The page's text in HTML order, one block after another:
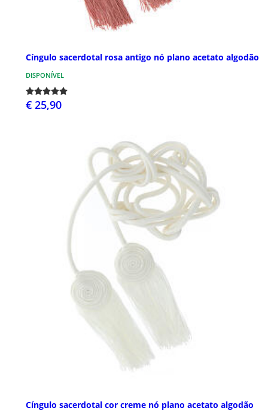
Cíngulo sacerdotal rosa antigo nó plano acetato algodão
DISPONÍVEL
€ 25,90
Cíngulo sacerdotal cor creme nó plano acetato algodão